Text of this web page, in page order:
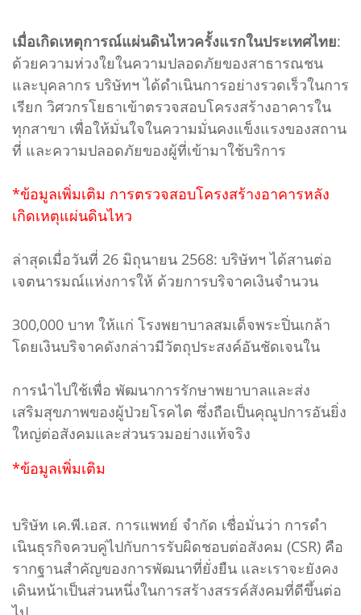
เมื่อเกิดเหตุการณ์แผ่นดินไหวครั้งแรกในประเทศไทย:
ด้วยความห่วงใยในความปลอดภัยของสาธารณชน
และบุคลากร บริษัทฯ ได้ดําเนินการอย่างรวดเร็วในการ
เรียก วิศวกรโยธาเข้าตรวจสอบโครงสร้างอาคารใน
ทุกสาขา เพื่อให้มั่นใจในความมั่นคงแข็งแรงของสถาน
ที่ และความปลอดภัยของผู้ที่เข้ามาใช้บริการ
*ข้อมูลเพิ่มเติม การตรวจสอบโครงสร้างอาคารหลัง
เกิดเหตุแผ่นดินไหว
ล่าสุดเมื่อวันที่ 26 มิถุนายน 2568: บริษัทฯ ได้สานต่อ
เจตนารมณ์แห่งการให้ ด้วยการบริจาคเงินจํานวน
300,000 บาท ให้แก่ โรงพยาบาลสมเด็จพระปิ่นเกล้า
โดยเงินบริจาคดังกล่าวมีวัตถุประสงค์อันชัดเจนใน
การนําไปใช้เพื่อ พัฒนาการรักษาพยาบาลและส่ง
เสริมสุขภาพของผู้ป่วยโรคไต ซึ่งถือเป็นคุณูปการอันยิ่ง
ใหญ่ต่อสังคมและส่วนรวมอย่างแท้จริง
*ข้อมูลเพิ่มเติม
บริษัท เค.พี.เอส. การแพทย์ จํากัด เชื่อมั่นว่า การดํา
เนินธุรกิจควบคู่ไปกับการรับผิดชอบต่อสังคม (CSR) คือ
รากฐานสําคัญของการพัฒนาที่ยั่งยืน และเราจะยังคง
เดินหน้าเป็นส่วนหนึ่งในการสร้างสรรค์สังคมที่ดีขึ้นต่อ